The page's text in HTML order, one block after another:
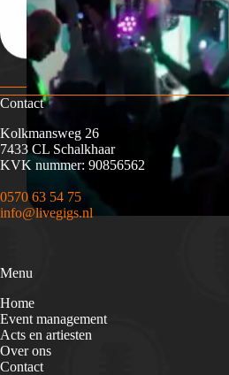
Contact
Kolkmansweg 26
7433 CL Schalkhaar
KVK nummer: 90856562
0570 63 54 75
info@livegigs.nl
Menu
Home
Event management
Acts en artiesten
Over ons
Contact